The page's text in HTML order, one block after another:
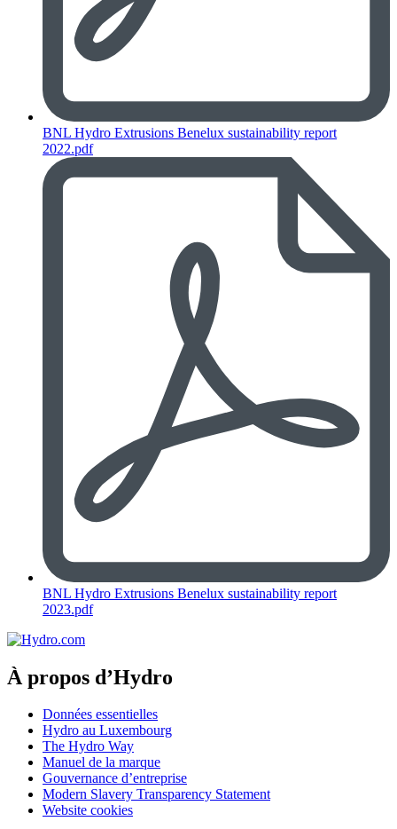
BNL Hydro Extrusions Benelux sustainability report
2022.pdf
BNL Hydro Extrusions Benelux sustainability report
2023.pdf
À propos d’Hydro
Données essentielles
Hydro au Luxembourg
The Hydro Way
Manuel de la marque
Gouvernance d’entreprise
Modern Slavery Transparency Statement
Website cookies